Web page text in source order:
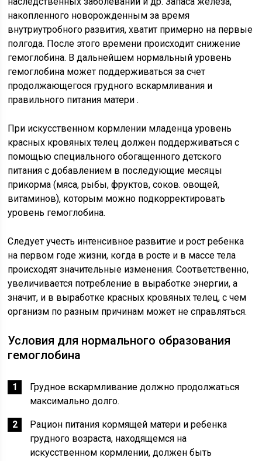
накопленного новорожденным за время
внутриутробного развития, хватит примерно на первые
полгода. После этого времени происходит снижение
гемоглобина. В дальнейшем нормальный уровень
гемоглобина может поддерживаться за счет
продолжающегося грудного вскармливания и
правильного питания матери .
При искусственном кормлении младенца уровень
красных кровяных телец должен поддерживаться с
помощью специального обогащенного детского
питания с добавлением в последующие месяцы
прикорма (мяса, рыбы, фруктов, соков. овощей,
витаминов), которым можно подкорректировать
уровень гемоглобина.
Следует учесть интенсивное развитие и рост ребенка
на первом годе жизни, когда в росте и в массе тела
происходят значительные изменения. Соответственно,
увеличивается потребление в выработке энергии, а
значит, и в выработке красных кровяных телец, с чем
организм по разным причинам может не справляться.
Условия для нормального образования
гемоглобина
Грудное вскармливание должно продолжаться
максимально долго.
Рацион питания кормящей матери и ребенка
грудного возраста, находящемся на
искусственном кормлении, должен быть